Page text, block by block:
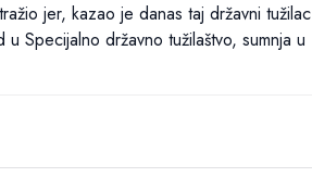
jer, kazao je danas taj državni tužilac
u Specijalno državno tužilaštvo, sumnja u